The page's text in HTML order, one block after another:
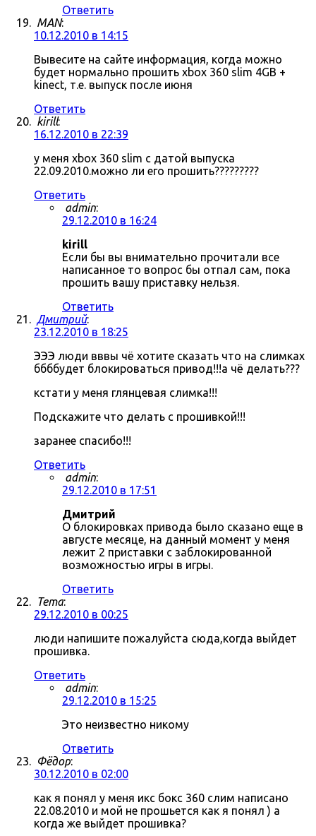
Ответить
MAN:
10.12.2010 в 14:15
Вывесите на сайте информация, когда можно
будет нормально прошить xbox 360 slim 4GB +
kinect, т.е. выпуск после июня
Ответить
kirill:
16.12.2010 в 22:39
у меня xbox 360 slim с датой выпуска
22.09.2010.можно ли его прошить?????????
Ответить
admin:
29.12.2010 в 16:24
kirill
Если бы вы внимательно прочитали все
написанное то вопрос бы отпал сам, пока
прошить вашу приставку нельзя.
Ответить
Дмитрий:
23.12.2010 в 18:25
ЭЭЭ люди вввы чё хотите сказать что на слимках
ббббудет блокироваться привод!!!а чё делать???
кстати у меня глянцевая слимка!!!
Подскажите что делать с прошивкой!!!
заранее спасибо!!!
Ответить
admin:
29.12.2010 в 17:51
Дмитрий
О блокировках привода было сказано еще в
августе месяце, на данный момент у меня
лежит 2 приставки с заблокированной
возможностью игры в игры.
Ответить
Tema:
29.12.2010 в 00:25
люди напишите пожалуйста сюда,когда выйдет
прошивка.
Ответить
admin:
29.12.2010 в 15:25
Это неизвестно никому
Ответить
Фёдор:
30.12.2010 в 02:00
как я понял у меня икс бокс 360 слим написано
22.08.2010 и мой не прошьется как я понял ) а
когда же выйдет прошивка?